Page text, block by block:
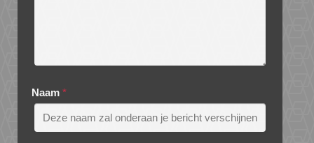
Naam *